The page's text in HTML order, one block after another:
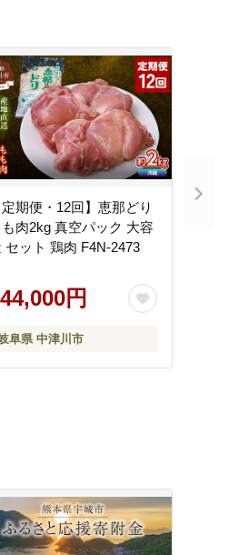
定期便・12回】恵那どり
も肉2kg 真空パック 大容
セット 鶏肉 F4N-2473
円
阜県 中津川市